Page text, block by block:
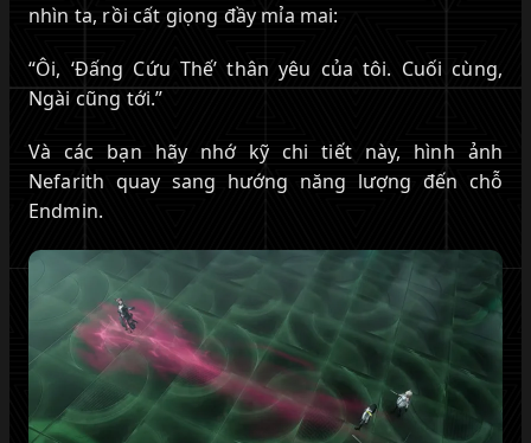
nhìn ta, rồi cất giọng đầy mỉa mai:
“Ôi, ‘Đấng Cứu Thế’ thân yêu của tôi. Cuối cùng,
Ngài cũng tới.”
Và các bạn hãy nhớ kỹ chi tiết này, hình ảnh
Nefarith quay sang hướng năng lượng đến chỗ
Endmin.